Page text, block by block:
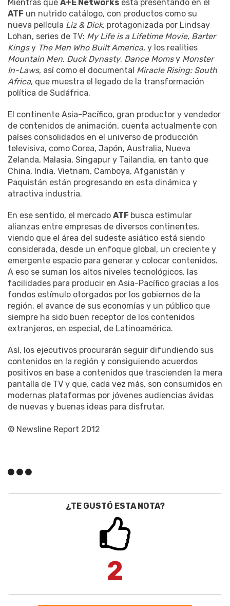
Mientras que A+E Networks está presentando en el
ATF un nutrido catálogo, con productos como su
nueva película Liz & Dick, protagonizada por Lindsay
Lohan, series de TV: My Life is a Lifetime Movie, Barter
Kingsy The Men Who Built America, y los realities
Mountain Men, Duck Dynasty, Dance Momsy Monster
In-Laws, así como el documental Miracle Rising: South
Africa, que muestra el legado de la transformación
política de Sudáfrica.
El continente Asia-Pacífico, gran productor y vendedor
de contenidos de animación, cuenta actualmente con
países consolidados en el universo de producción
televisiva, como Corea, Japón, Australia, Nueva
Zelanda, Malasia, Singapur y Tailandia, en tanto que
China, India, Vietnam, Camboya, Afganistán y
Paquistán están progresando en esta dinámica y
atractiva industria.
En ese sentido, el mercado ATF busca estimular
alianzas entre empresas de diversos continentes,
viendo que el área del sudeste asiático está siendo
considerada, desde un enfoque global, un creciente y
emergente espacio para generar y colocar contenidos.
A eso se suman los altos niveles tecnológicos, las
facilidades para producir en Asia-Pacífico gracias a los
fondos estímulo otorgados por los gobiernos de la
región, el avance de sus economías y un público que
siempre ha sido buen receptor de los contenidos
extranjeros, en especial, de Latinoamérica.
Así, los ejecutivos procurarán seguir difundiendo sus
contenidos en la región y consiguiendo acuerdos
positivos en base a contenidos que trascienden la mera
pantalla de TV y que, cada vez más, son consumidos en
modernas plataformas por jóvenes audiencias ávidas
de nuevas y buenas ideas para disfrutar.
© Newsline Report 2012
¿TE GUSTÓ ESTA NOTA?
2